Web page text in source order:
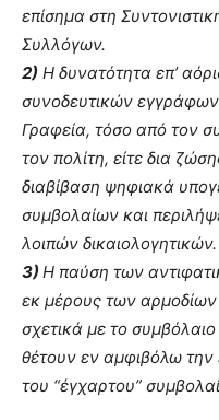
επίσημα στη
Συλλόγων.
2) Η δυνατότητα επ’
συνοδευτικών
Γραφεία, τόσο από τον
τον πολίτη, είτε δια
διαβίβαση ψηφιακά
συμβολαίων και
λοιπών δικαιολογητικών.
3)Η παύση των
εκ μέρους των
σχετικά με το
θέτουν εν αμφιβόλω
του “έγχαρτου”